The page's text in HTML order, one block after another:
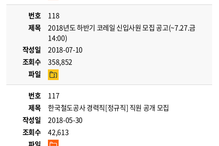
번호
118
제목
2018년도 하반기 코레일 신입사원 모집 공고(~7.27.금
14:00)
작성일
2018-07-10
조회수
358,852
파일
번호
117
제목
한국철도공사 경력직[정규직] 직원 공개 모집
작성일
2018-05-30
조회수
42,613
파일